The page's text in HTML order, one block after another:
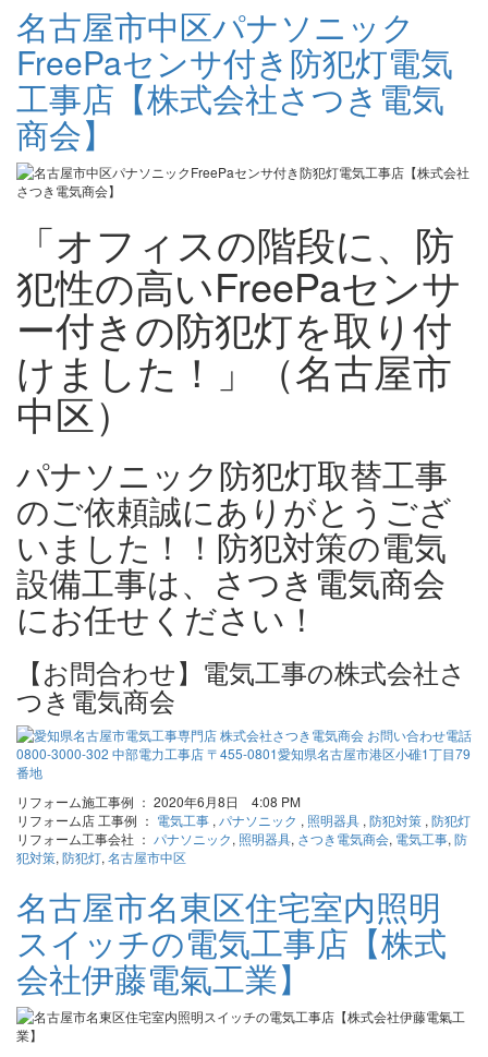
名古屋市中区パナソニック
FreePaセンサ付き防犯灯電気
工事店【株式会社さつき電気
商会】
「オフィスの階段に、防
犯性の高いFreePaセンサ
ー付きの防犯灯を取り付
けました！」（名古屋市
中区）
パナソニック防犯灯取替工事
のご依頼誠にありがとうござ
いました！！防犯対策の電気
設備工事は、さつき電気商会
にお任せください！
【お問合わせ】電気工事の株式会社さ
つき電気商会
リフォーム施工事例 ： 2020年6月8日 4:08 PM
リフォーム店 工事例 ： 電気工事 , パナソニック , 照明器具 , 防犯対策 , 防犯灯
リフォーム工事会社 ： パナソニック, 照明器具, さつき電気商会, 電気工事, 防
犯対策, 防犯灯, 名古屋市中区
名古屋市名東区住宅室内照明
スイッチの電気工事店【株式
会社伊藤電氣工業】